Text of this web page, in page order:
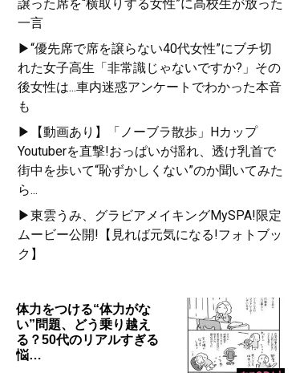
譲った席を“横取りする女性”に高校生が放った
一言
▶“優先席で席を譲らない40代女性”にブチ切
れた女子高生「非常識じゃないですか?」その
後女性は...車内迷惑アンケートでわかった本音
も
▶【動画あり】「ノーブラ散歩」Hカップ
Youtuberを直撃!おっぱいが揺れ、透け乳首で
街中を歩いて“恥ずかしくない”のか聞いてみた
ら...
▶東雲うみ、グラビアメイキングMySPA!限定
ムービー公開!【見れば元気になる!フォトブッ
ク】
体力をつける“体力がな
い”問題、どう乗り越え
る？50代のリアルすぎる
悩…